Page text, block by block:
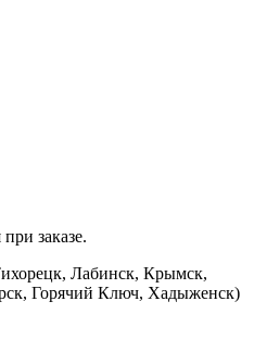
заказе.
Лабинск, Крымск,
Горячий Ключ, Хадыженск)